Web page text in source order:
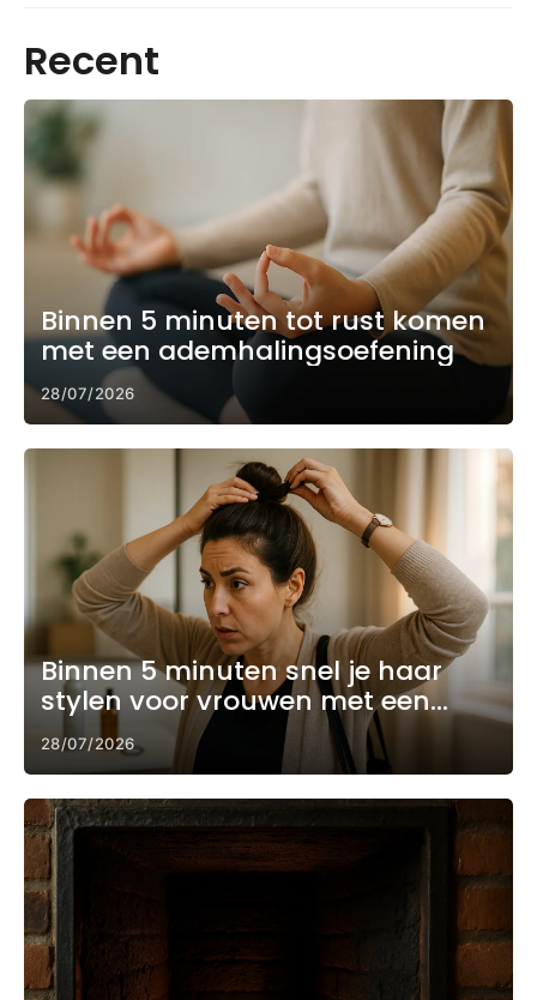
Recent
Binnen 5 minuten tot rust komen
met een ademhalingsoefening
28/07/2026
Binnen 5 minuten snel je haar
stylen voor vrouwen met een
drukke ochtend
28/07/2026